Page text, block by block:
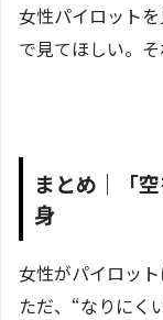
女性パイロット
で見てほしい。
まとめ｜「
身
女性がパイロット
ただ、“なりにく